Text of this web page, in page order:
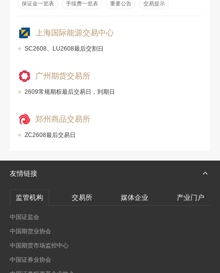
保证金一览表 手续费一览表 重要公告 交易提示
上海国际能源交易中心
SC2608、LU2608最后交割日
广州期货交易所
2609常规期权最后交易日，到期日
郑州商品交易所
ZC2608最后交易日
友情链接
监管机构 交易所 媒体企业 产业门户
中国证监会
中国期货业协会
中国期货市场监控中心
中国证券业协会